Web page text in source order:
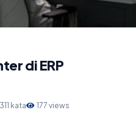
di ERP
kata 177 views